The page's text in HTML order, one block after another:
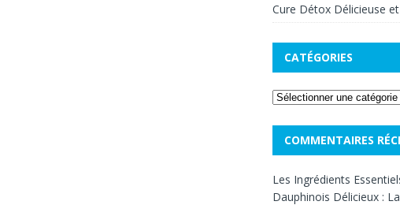
Cure Détox Délicieuse
CATÉGORIES
COMMENTAIRES
Les Ingrédients
Dauphinois Délicieux :